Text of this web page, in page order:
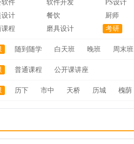
软件
软件开发 PS设计
设计
餐饮 厨师
课程
磨具设计 考研
随到随学 白天班 晚班 周末班
普通课程 公开课讲座
历下 市中 天桥 历城 槐荫